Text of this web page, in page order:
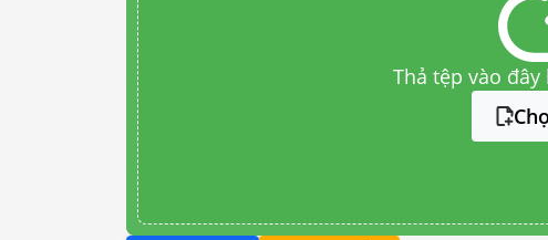
Thả tệp vào